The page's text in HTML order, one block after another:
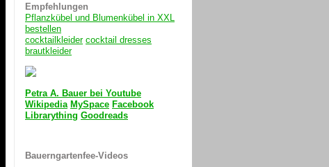
Empfehlungen
Pflanzkübel und Blumenkübel in XXL
bestellen
cocktailkleider cocktail dresses
brautkleider
Petra A. Bauer bei Youtube
Wikipedia MySpace Facebook
Librarything Goodreads
Bauerngartenfee-Videos